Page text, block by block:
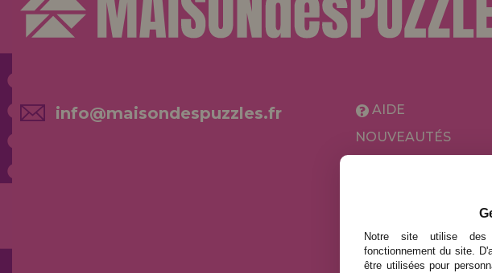
info@maisondespuzzles.fr
AIDE
NOUVEAUTÉS
PROMOTIONS ET
Notre site utilise des
fonctionnement du site.
être utilisées pour